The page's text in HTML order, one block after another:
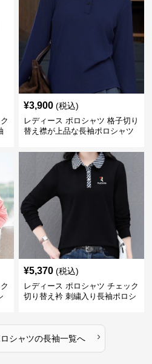
¥3,900 (税込)
レディース ポロシャツ 格子切り
替え襟が上品な長袖ポロシャツ
¥5,370 (税込)
レディース ポロシャツ チェック
切り替え衿 刺繍入り長袖ポロシ
シャツの長袖一覧へ ›